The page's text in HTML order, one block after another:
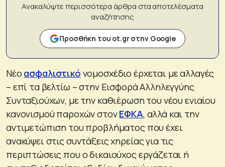
Ανακαλύψτε περισσότερα άρθρα στα αποτελέσματα
αναζήτησης
Προσθήκη του ot.gr στην Google
Νέο ασφαλιστικό νομοσχέδιο έρχεται με αλλαγές
– επί τα βελτίω – στην Εισφορά Αλληλεγγύης
Συνταξιούχων, με την καθιέρωση του νέου ενιαίου
κανονισμού παροχών στονΕΦΚΑ, αλλά και την
αντιμετώπιση του προβλήματος που έχει
ανακύψει στις συντάξεις χηρείας για τις
περιπτώσεις που ο δικαιούχος εργάζεται ή